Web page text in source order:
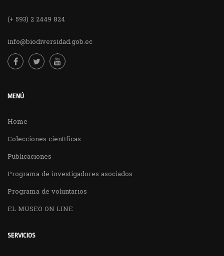
(+ 593) 2 2449 824
info@biodiversidad.gob.ec
MENÚ
Home
Colecciones científicas
Publicaciones
Programa de investigadores asociados
Programa de voluntarios
EL MUSEO ON LINE
SERVICIOS